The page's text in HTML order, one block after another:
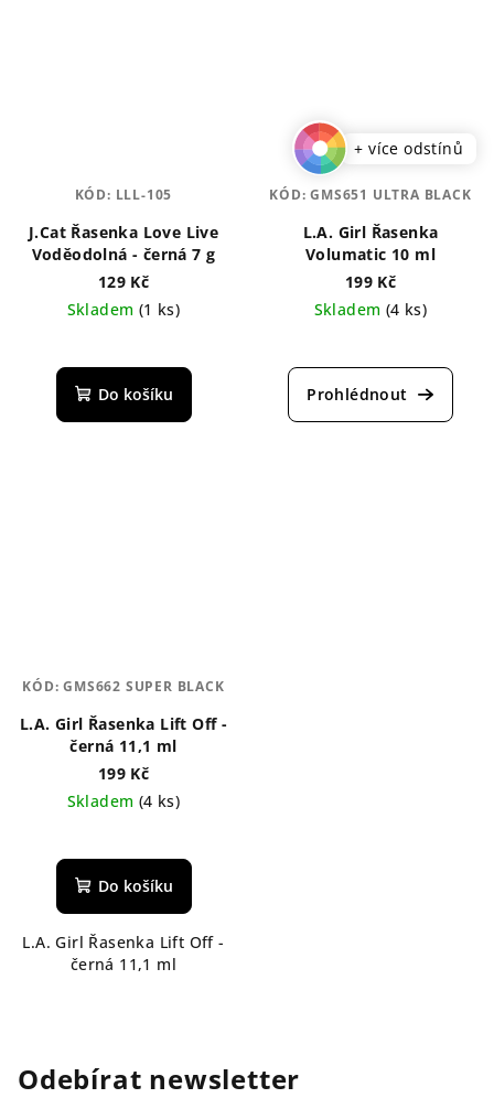
J.Cat Řasenka Love Live
Voděodolná - černá 7 g
129 Kč
Skladem (1 ks)
Do košíku
KÓD: LLL-105
+ více odstínů
L.A. Girl Řasenka
Volumatic 10 ml
199 Kč
Skladem (4 ks)
hodnocení
produktu
KÓD:GMS651 ULTRA BLACK
L.A. Girl Řasenka Lift Off -
černá 11,1 ml
199 Kč
Skladem (4 ks)
Do košíku
L.A. Girl Řasenka Lift Off -
černá 11,1 ml
KÓD:GMS662 SUPER BLACK
Odebírat newsletter